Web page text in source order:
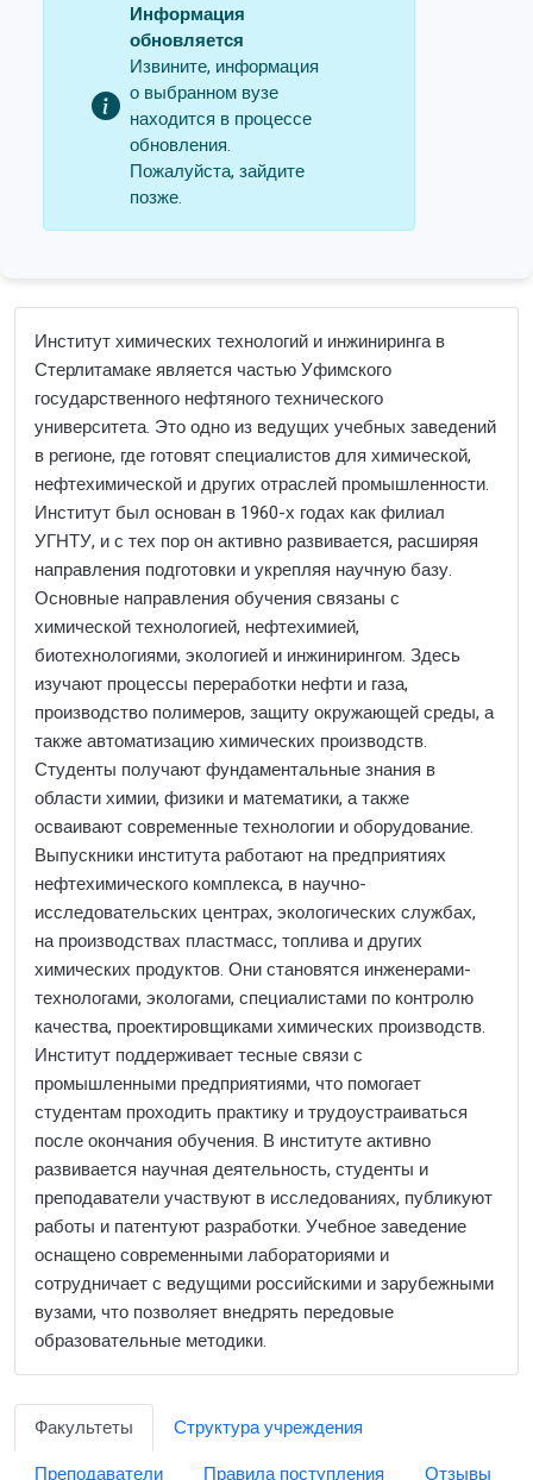
Информация
обновляется
Извините, информация
о выбранном вузе
находится в процессе
обновления.
Пожалуйста, зайдите
позже.
Институт химических технологий и инжиниринга в
Стерлитамаке является частью Уфимского
государственного нефтяного технического
университета. Это одно из ведущих учебных заведений
в регионе, где готовят специалистов для химической,
нефтехимической и других отраслей промышленности.
Институт был основан в 1960-х годах как филиал
УГНТУ, и с тех пор он активно развивается, расширяя
направления подготовки и укрепляя научную базу.
Основные направления обучения связаны с
химической технологией, нефтехимией,
биотехнологиями, экологией и инжинирингом. Здесь
изучают процессы переработки нефти и газа,
производство полимеров, защиту окружающей среды, а
также автоматизацию химических производств.
Студенты получают фундаментальные знания в
области химии, физики и математики, а также
осваивают современные технологии и оборудование.
Выпускники института работают на предприятиях
нефтехимического комплекса, в научно-
исследовательских центрах, экологических службах,
на производствах пластмасс, топлива и других
химических продуктов. Они становятся инженерами-
технологами, экологами, специалистами по контролю
качества, проектировщиками химических производств.
Институт поддерживает тесные связи с
промышленными предприятиями, что помогает
студентам проходить практику и трудоустраиваться
после окончания обучения. В институте активно
развивается научная деятельность, студенты и
преподаватели участвуют в исследованиях, публикуют
работы и патентуют разработки. Учебное заведение
оснащено современными лабораториями и
сотрудничает с ведущими российскими и зарубежными
вузами, что позволяет внедрять передовые
образовательные методики.
Факультеты
Структура учреждения
Преподаватели
Правила поступления Отзывы